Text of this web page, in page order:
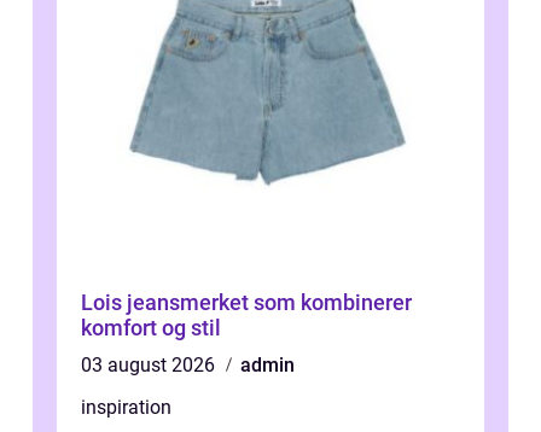
Lois jeansmerket som kombinerer
komfort og stil
03 august 2026
admin
inspiration